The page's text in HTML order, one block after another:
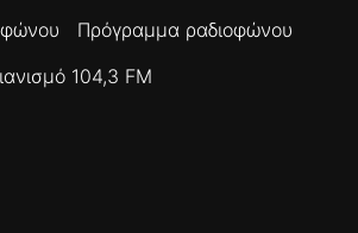
Πρόγραμμα ραδιοφώνου
104,3 FM